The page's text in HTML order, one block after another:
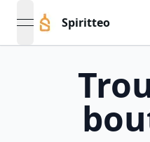
open navigation menu
Spiritteo